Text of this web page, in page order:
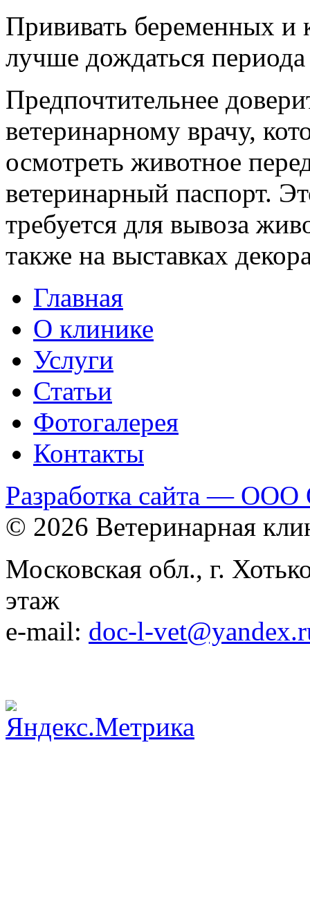
Прививать беременных и
лучше дождаться периода
Предпочтительнее
ветеринарному врачу,
осмотреть животное
ветеринарный паспорт.
требуется для вывоза
также на выставках
Главная
О клинике
Услуги
Статьи
Фотогалерея
Контакты
Разработка сайта — ООО
© 2026 Ветеринарная
Московская обл., г.
этаж
e-mail: doc-l-